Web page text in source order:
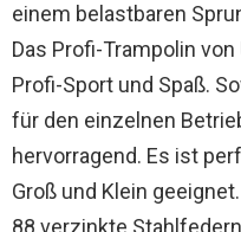
einem belastbaren
Das Profi-Trampolin
Profi-Sport und Spaß.
für den einzelnen
hervorragend. Es ist
Groß und Klein geeignet.
88 verzinkte